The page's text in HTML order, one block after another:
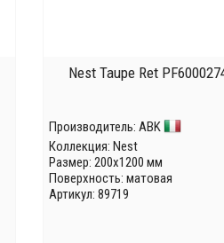
Nest Taupe Ret
Производитель: ABK
Коллекция: Nest
Размер: 200x1200 мм
Поверхность: матовая
Артикул: 89719